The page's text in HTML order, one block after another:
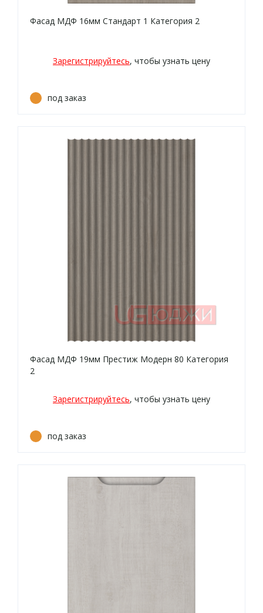
Фасад МДФ 16мм Стандарт 1 Категория 2
Зарегистрируйтесь, чтобы узнать цену
под заказ
Фасад МДФ 19мм Престиж Модерн 80 Категория
2
Зарегистрируйтесь, чтобы узнать цену
под заказ